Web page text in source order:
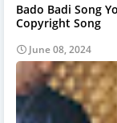
Bado Badi Song
Copyright Song
June 08, 2024